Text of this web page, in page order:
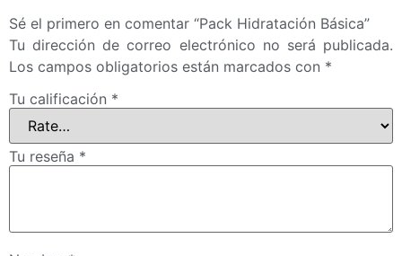
Sé el primero en comentar “Pack Hidratación Básica”
Tu dirección de correo electrónico no será publicada.
Los campos obligatorios están marcados con *
Tu calificación *
Tu reseña *